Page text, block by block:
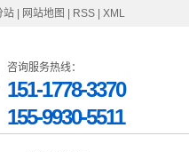
站 网站地图 RSS XML
咨询服务热线：
151-1778-3370
155-9930-5511